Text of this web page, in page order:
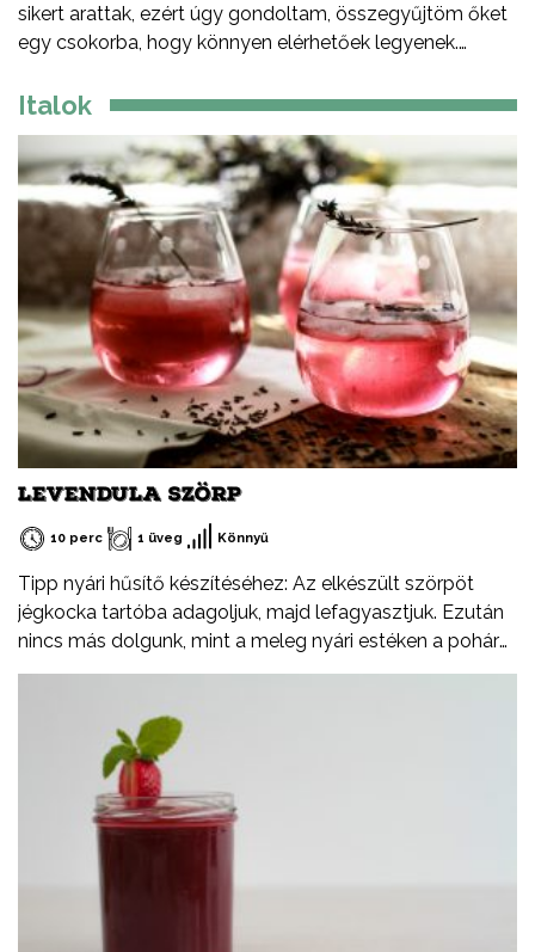
sikert arattak, ezért úgy gondoltam, összegyűjtöm őket
egy csokorba, hogy könnyen elérhetőek legyenek.
minden időszakában elkészítheted, mint ahogy a
étvágyát kívánok!
Italok
LEVENDULA SZÖRP
10 perc 1 üveg Könnyű
Tipp nyári hűsítő készítéséhez: Az elkészült szörpöt
jégkocka tartóba adagoljuk, majd lefagyasztjuk. Ezután
nincs más dolgunk, mint a meleg nyári estéken a pohár
rozénkba beletenni.